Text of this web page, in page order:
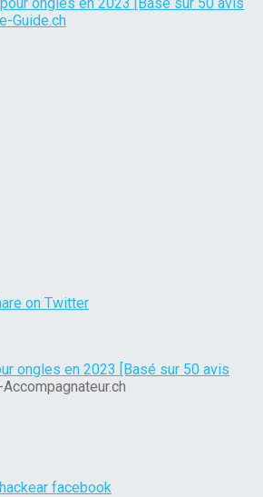
on Twitter
ongles en 2023 [Basé sur 50 avis
hackear facebook